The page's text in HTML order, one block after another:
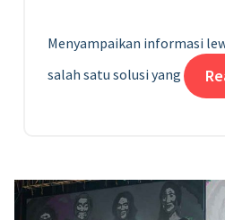
Menyampaikan informasi
salah satu solusi yang